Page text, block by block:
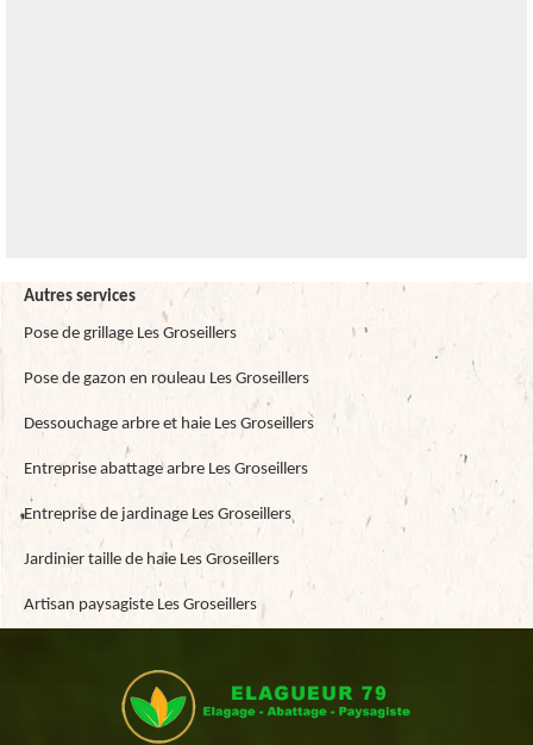
Autres services
Pose de grillage Les Groseillers
Pose de gazon en rouleau Les Groseillers
Dessouchage arbre et haie Les Groseillers
Entreprise abattage arbre Les Groseillers
Entreprise de jardinage Les Groseillers
Jardinier taille de haie Les Groseillers
Artisan paysagiste Les Groseillers